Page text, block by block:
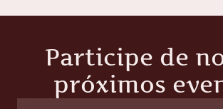
Participe de
próximos